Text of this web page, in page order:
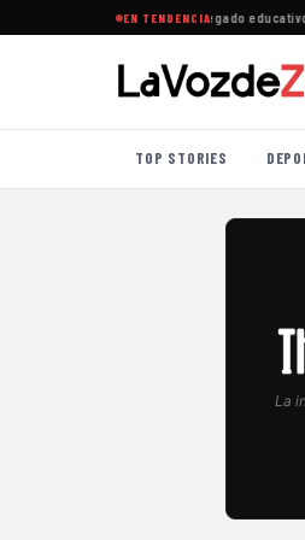
EN TENDENCIA
conversaron sobre el legado educativo y
TOP STORIES
La